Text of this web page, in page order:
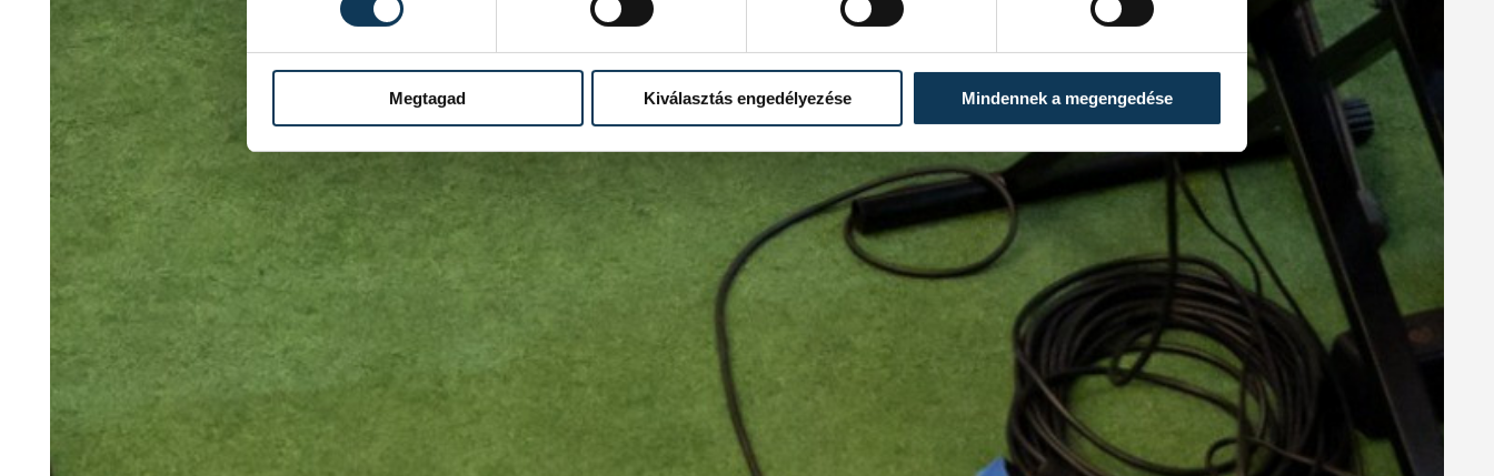
Megtagad Kiválasztás engedélyezése Mindennek a megengedése